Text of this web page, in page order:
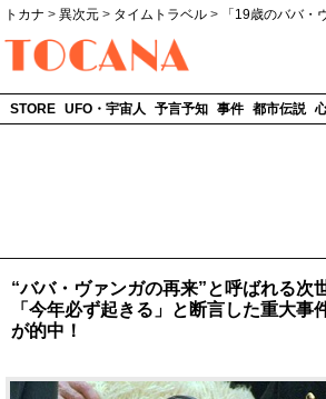
トカナ > 異次元 > タイムトラベル >
「19歳のババ
STORE UFO・宇宙人 予言予知 事件 都市伝説
“ババ・ヴァンガの再来”と呼ばれる次
「今年必ず起きる」と断言した重大事
が的中！